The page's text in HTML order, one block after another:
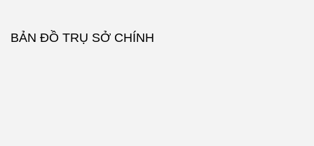
BẢN ĐỒ TRỤ SỞ CHÍNH